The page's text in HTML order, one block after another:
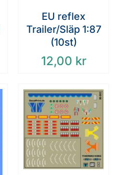
EU reflex
Trailer/Släp 1:87
(10st)
12,00 kr